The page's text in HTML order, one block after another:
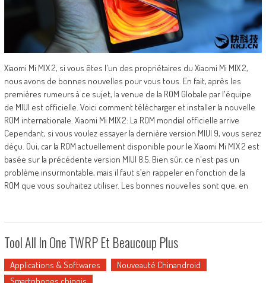
Xiaomi Mi MIX 2, si vous êtes l'un des propriétaires du Xiaomi Mi MIX 2,
nous avons de bonnes nouvelles pour vous tous. En fait, après les
premières rumeurs à ce sujet, la venue de la ROM Globale par l'équipe
de MIUI est officielle. Voici comment télécharger et installer la nouvelle
ROM internationale. Xiaomi Mi MIX 2: La ROM mondial officielle arrive
Cependant, si vous voulez essayer la dernière version MIUI 9, vous serez
déçu. Oui, car la ROM actuellement disponible pour le Xiaomi Mi MIX 2 est
basée sur la précédente version MIUI 8.5. Bien sûr, ce n'est pas un
problème insurmontable, mais il faut s’en rappeler en fonction de la
ROM que vous souhaitez utiliser. Les bonnes nouvelles sont que, en
Tool All In One TWRP Et Beaucoup Plus
Applications & Softwares
Nouveauté Chinandroid